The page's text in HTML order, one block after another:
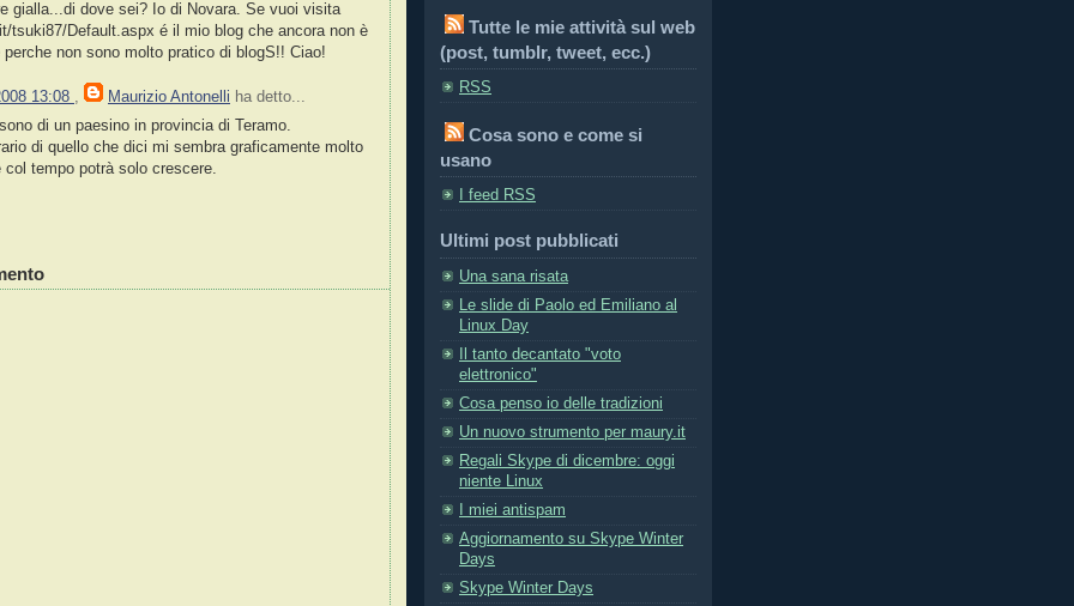
gialla...di dove sei? Io di Novara. Se vuoi visita
tsuki87/Default.aspx é il mio blog che ancora non è
perche non sono molto pratico di blogS!! Ciao!
13:08 , Maurizio Antonelli ha detto...
di un paesino in provincia di Teramo.
di quello che dici mi sembra graficamente molto
col tempo potrà solo crescere.
Tutte le mie attività sul web
(post, tumblr, tweet, ecc.)
RSS
Cosa sono e come si
usano
I feed RSS
Ultimi post pubblicati
Una sana risata
Le slide di Paolo ed Emiliano al
Linux Day
Il tanto decantato "voto
elettronico"
Cosa penso io delle tradizioni
Un nuovo strumento per maury.it
Regali Skype di dicembre: oggi
niente Linux
I miei antispam
Aggiornamento su Skype Winter
Days
Skype Winter Days